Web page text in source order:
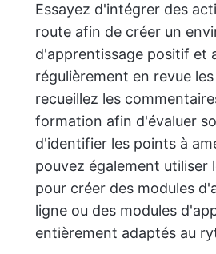
Essayez d'intégrer des
route afin de créer un
d'apprentissage positif et
régulièrement en revue
recueillez les
formation afin d'évaluer
d'identifier les points à
pouvez également utiliser
pour créer des modules
ligne ou des modules
entièrement adaptés au